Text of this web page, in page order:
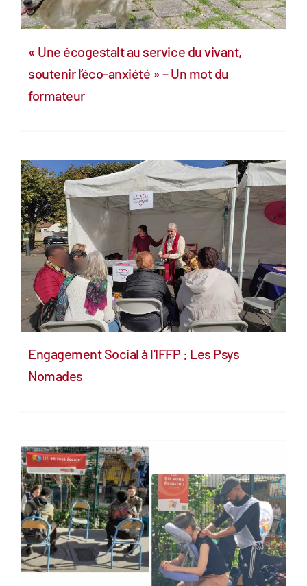
« Une écogestalt au service du vivant,
soutenir l’éco-anxiété » – Un mot du
formateur
Engagement Social à l’IFFP : Les Psys
Nomades